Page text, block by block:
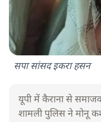
सपा सांसद इकरा हसन
यूपी में कैराना से
शामली पुलिस ने मोनू